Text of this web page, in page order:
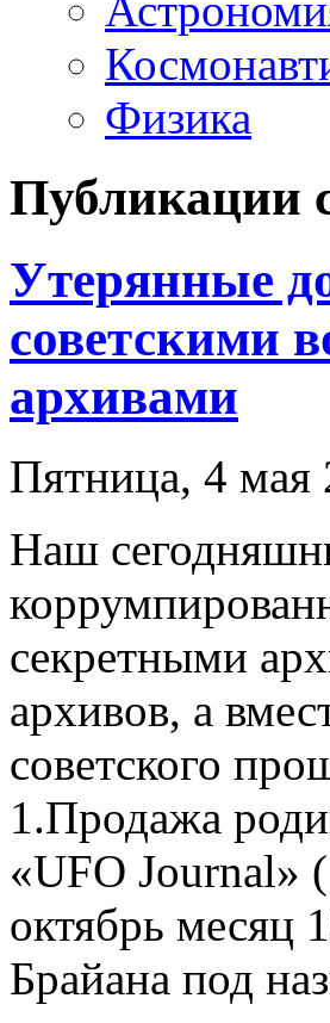
Физика
Публикации
Утерянные
советскими
архивами
Пятница, 4 мая
Наш
секретными
архивов, а
советского
1.Продажа
«UFO Journal»
октябрь месяц
Брайана под